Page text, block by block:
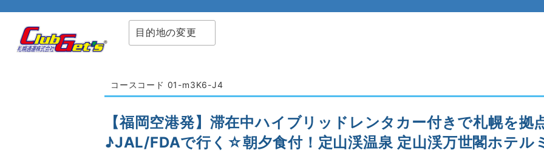
目的地の変更
コースコード 01-m3K6-J4
【福岡空港発】滞在中ハイブリッドレンタカー付きで札幌を拠
♪JAL/FDAで行く☆朝夕食付！定山渓温泉 定山渓万世閣ホテル